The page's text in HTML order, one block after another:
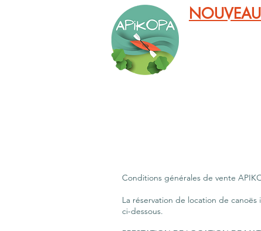
Conditions générales de vente
La réservation de location de
ci-dessous.